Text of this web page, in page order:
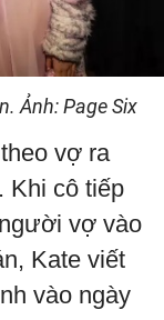
Ảnh: Page Six
vợ ra
Khi cô tiếp
vợ vào
Kate viết
vào ngày